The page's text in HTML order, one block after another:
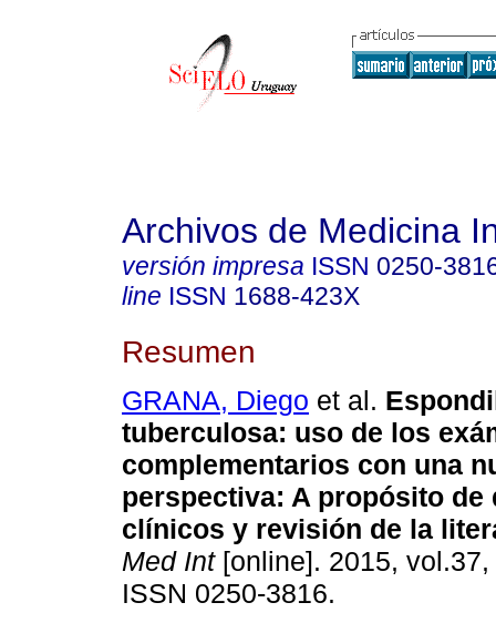
Archivos de Medicina
versión impresa ISSN 0250-
line ISSN 1688-423X
Resumen
GRANA, Diego et al.
tuberculosa: uso de los
complementarios con una
perspectiva: A propósito de
clínicos y revisión de la
Med Int[online]. 2015, vol.37,
ISSN 0250-3816.